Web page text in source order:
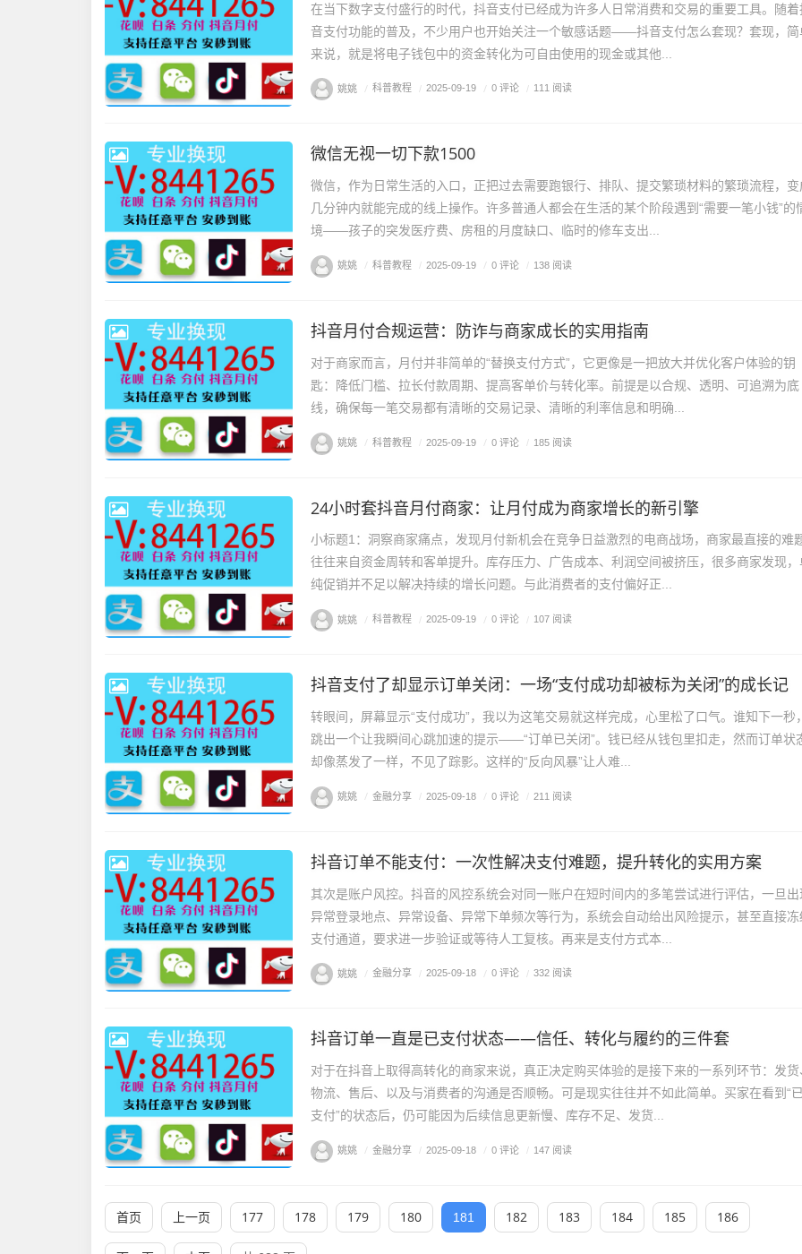
在当下数字支付盛行的时代，抖音支付已经成为许多人日常消费和交易的重要工具。随着
音支付功能的普及，不少用户也开始关注一个敏感话题——抖音支付怎么套现？套现，简
来说，就是将电子钱包中的资金转化为可自由使用的现金或其他...
姚姚 / 科普教程 / 2025-09-19 / 0 评论 / 111 阅读
微信无视一切下款1500
微信，作为日常生活的入口，正把过去需要跑银行、排队、提交繁琐材料的繁琐流程，变
几分钟内就能完成的线上操作。许多普通人都会在生活的某个阶段遇到“需要一笔小钱”的
境——孩子的突发医疗费、房租的月度缺口、临时的修车支出...
姚姚 / 科普教程 / 2025-09-19 / 0 评论 / 138 阅读
抖音月付合规运营：防诈与商家成长的实用指南
对于商家而言，月付并非简单的“替换支付方式”，它更像是一把放大并优化客户体验的钥
匙：降低门槛、拉长付款周期、提高客单价与转化率。前提是以合规、透明、可追溯为底
线，确保每一笔交易都有清晰的交易记录、清晰的利率信息和明确...
姚姚 / 科普教程 / 2025-09-19 / 0 评论 / 185 阅读
24小时套抖音月付商家：让月付成为商家增长的新引擎
小标题1：洞察商家痛点，发现月付新机会在竞争日益激烈的电商战场，商家最直接的难
往往来自资金周转和客单提升。库存压力、广告成本、利润空间被挤压，很多商家发现，
纯促销并不足以解决持续的增长问题。与此消费者的支付偏好正...
姚姚 / 科普教程 / 2025-09-19 / 0 评论 / 107 阅读
抖音支付了却显示订单关闭：一场“支付成功却被标为关闭”的成长记
转眼间，屏幕显示“支付成功”，我以为这笔交易就这样完成，心里松了口气。谁知下一秒
跳出一个让我瞬间心跳加速的提示——“订单已关闭”。钱已经从钱包里扣走，然而订单状
却像蒸发了一样，不见了踪影。这样的“反向风暴”让人难...
姚姚 / 金融分享 / 2025-09-18 / 0 评论 / 211 阅读
抖音订单不能支付：一次性解决支付难题，提升转化的实用方案
其次是账户风控。抖音的风控系统会对同一账户在短时间内的多笔尝试进行评估，一旦出
异常登录地点、异常设备、异常下单频次等行为，系统会自动给出风险提示，甚至直接冻
支付通道，要求进一步验证或等待人工复核。再来是支付方式本...
姚姚 / 金融分享 / 2025-09-18 / 0 评论 / 332 阅读
抖音订单一直是已支付状态——信任、转化与履约的三件套
对于在抖音上取得高转化的商家来说，真正决定购买体验的是接下来的一系列环节：发货
物流、售后、以及与消费者的沟通是否顺畅。可是现实往往并不如此简单。买家在看到“
支付”的状态后，仍可能因为后续信息更新慢、库存不足、发货...
姚姚 / 金融分享 / 2025-09-18 / 0 评论 / 147 阅读
首页 上一页 177 178 179 180 181 182 183 184 185 186